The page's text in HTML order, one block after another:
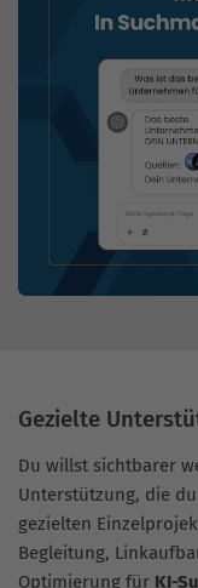
Gezielte
Du willst sichtbarer
Unterstützung, die
gezielten
Begleitung,
Optimierung für KI-